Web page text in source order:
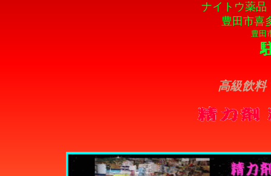
ナイトウ薬品
豊田市喜
豊田
高級飲料